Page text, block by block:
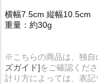
横幅7.5cm 縦幅10.5cm
重量：約30g
※こちらの商品は、独自
ズガイド]をご確認くださ
計り方によっては、表記